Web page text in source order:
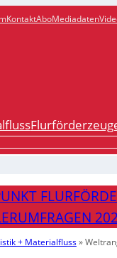
KontaktAboMediadaten
+ Materialfluss»